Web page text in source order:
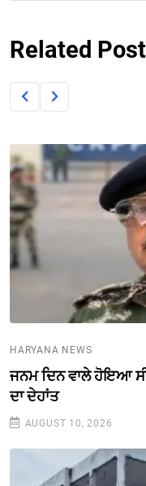
Related Post
HARYANA NEWS
ਜਨਮ ਦਿਨ ਵਾਲੇ ਹੋਇਆ
ਦਾ ਦੇਹਾਂਤ
AUGUST 10, 2026